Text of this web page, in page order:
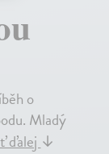
o
Mladý
ďalej ↓